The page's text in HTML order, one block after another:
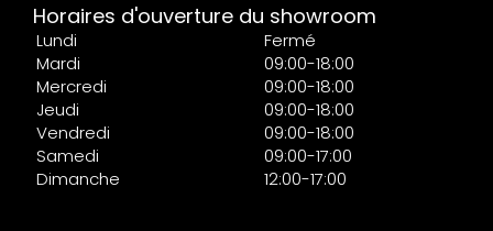
Horaires d'ouverture du showroom
Lundi
Fermé
Mardi
09:00-18:00
Mercredi
09:00-18:00
Jeudi
09:00-18:00
Vendredi
09:00-18:00
Samedi
09:00-17:00
Dimanche
12:00-17:00